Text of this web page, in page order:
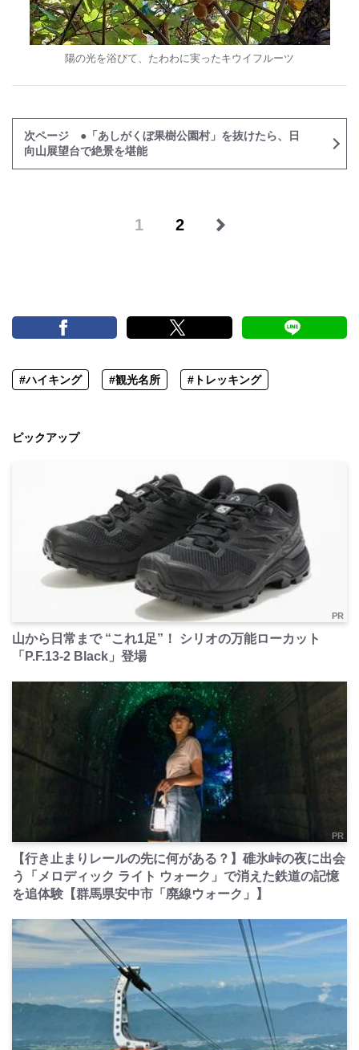
陽の光を浴びて、たわわに実ったキウイフルーツ
次ページ ●「あしがくぼ果樹公園村」を抜けたら、日
向山展望台で絶景を堪能
1 2
#ハイキング #観光名所 #トレッキング
ピックアップ
PR
山から日常まで “これ1足”！ シリオの万能ローカット
「P.F.13-2 Black」登場
PR
【行き止まりレールの先に何がある？】碓氷峠の夜に出会
う「メロディック ライト ウォーク」で消えた鉄道の記憶
を追体験【群馬県安中市「廃線ウォーク」】